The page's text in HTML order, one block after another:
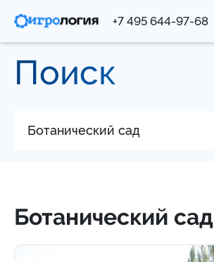
+7 495 644-97-68
Поиск
Ботанический сад